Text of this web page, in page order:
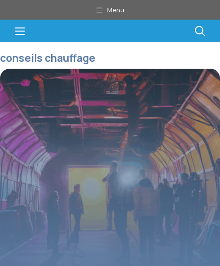
au
contenu
Menu
Menu
conseils chauffage